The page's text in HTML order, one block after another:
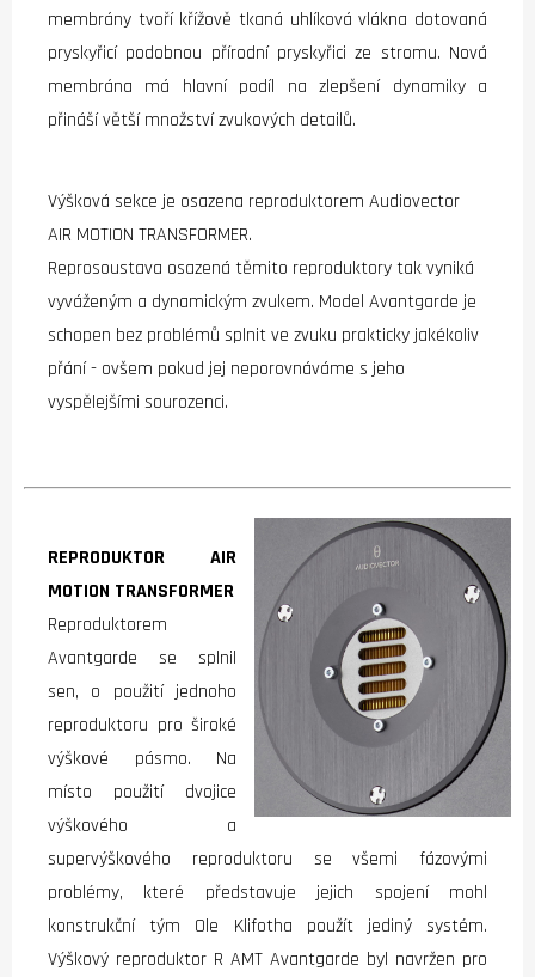
membrány tvoří křížově tkaná uhlíková vlákna dotovaná
pryskyřicí podobnou přírodní pryskyřici ze stromu. Nová
membrána má hlavní podíl na zlepšení dynamiky a
přináší větší množství zvukových detailů.
Výšková sekce je osazena reproduktorem Audiovector
AIR MOTION TRANSFORMER.
Reprosoustava osazená těmito reproduktory tak vyniká
vyváženým a dynamickým zvukem. Model Avantgarde je
schopen bez problémů splnit ve zvuku prakticky jakékoliv
přání - ovšem pokud jej neporovnáváme s jeho
vyspělejšími sourozenci.
REPRODUKTOR AIR
MOTION TRANSFORMER
Reproduktorem
Avantgarde se splnil
sen, o použití jednoho
reproduktoru pro široké
výškové pásmo. Na
místo použití dvojice
výškového a
supervýškového reproduktoru se všemi fázovými
problémy, které představuje jejich spojení mohl
konstrukční tým Ole Klifotha použít jediný systém.
Výškový reproduktor R AMT Avantgarde byl navržen pro